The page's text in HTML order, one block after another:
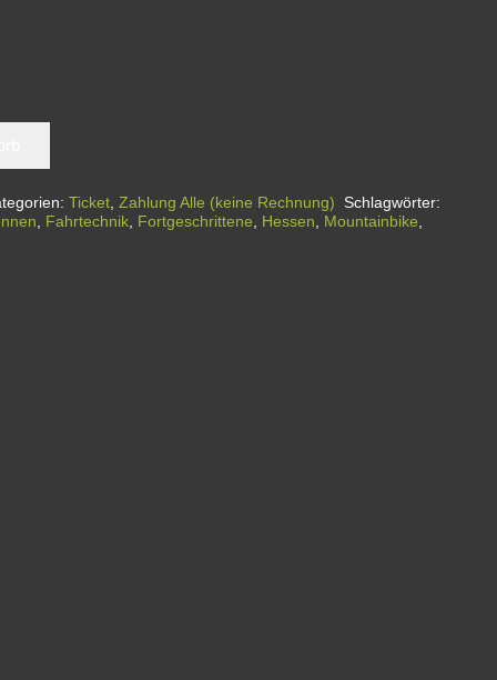
Ticket, Zahlung Alle (keine Rechnung)
Schlagwörter:
, Fahrtechnik, Fortgeschrittene, Hessen, Mountainbike,